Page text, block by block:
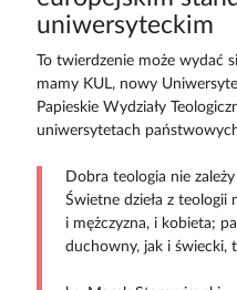
uniwersyteckim
To twierdzenie może wydać
mamy KUL, nowy
Papieskie Wydziały
uniwersytetach
Dobra teologia nie
Świetne dzieła z teologii
i mężczyzna, i kobieta;
duchowny, jak i świecki,